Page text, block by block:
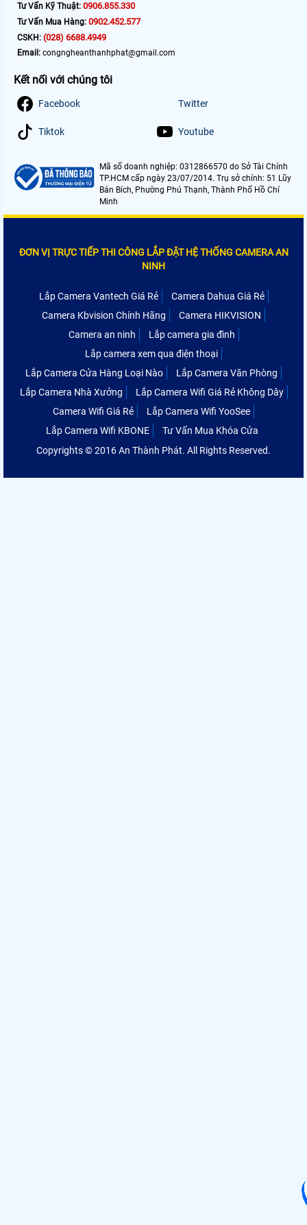
Tư Vấn Kỹ Thuật: 0906.855.330
Tư Vấn Mua Hàng: 0902.452.577
CSKH: (028) 6688.4949
Email: congngheanthanhphat@gmail.com
Kết nối với chúng tôi
Facebook Twitter
Tiktok Youtube
Mã số doanh nghiệp: 0312866570 do Sở Tài Chính
TP.HCM cấp ngày 23/07/2014. Trụ sở chính: 51 Lũy
Bán Bích, Phường Phú Thạnh, Thành Phố Hồ Chí
Minh
ĐƠN VỊ TRỰC TIẾP THI CÔNG LẮP ĐẶT HỆ THỐNG CAMERA AN
NINH
Lắp Camera Vantech Giá Rẻ
Camera Dahua Giá Rẻ
Camera Kbvision Chính Hãng
Camera HIKVISION
Camera an ninh
Lắp camera gia đình
Lắp camera xem qua điện thoại
Lắp Camera Cửa Hàng Loại Nào
Lắp Camera Văn Phòng
Lắp Camera Nhà Xưởng
Lắp Camera Wifi Giá Rẻ Không Dây
Camera Wifi Giá Rẻ
Lắp Camera Wifi YooSee
Lắp Camera Wifi KBONE
Tư Vấn Mua Khóa Cửa
Copyrights © 2016 An Thành Phát. All Rights Reserved.